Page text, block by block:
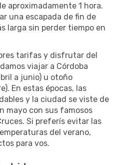
aproximadamente 1 hora.
una escapada de fin de
larga sin perder tiempo en
tarifas y disfrutar del
viajar a Córdoba
a junio) u otoño
En estas épocas, las
y la ciudad se viste de
mayo con sus famosos
Si preferís evitar las
del verano,
para vos.